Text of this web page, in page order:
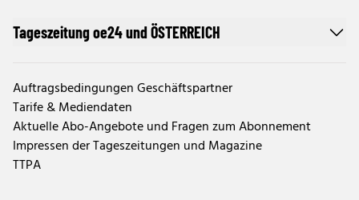
Tageszeitung oe24 und ÖSTERREICH
Auftragsbedingungen Geschäftspartner
Tarife & Mediendaten
Aktuelle Abo-Angebote und Fragen zum Abonnement
Impressen der Tageszeitungen und Magazine
TTPA